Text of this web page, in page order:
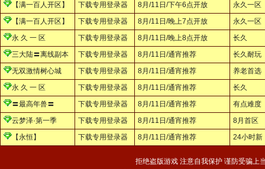
【满一百人开区】
下载专用登录器 8月/11日/下午6点开放
永久一区
【满一百人开区】
下载专用登录器 8月/11日/晚上7点开放
永久一区
永 久 一 区
下载专用登录器 8月/11日/晚上8点开放
长久
三大陆〓离线副本
下载专用登录器 8月/11日/通宵推荐
长久耐玩
无双激情树心城
下载专用登录器 8月/11日/通宵推荐
养老首选
永 久 一 区
下载专用登录器 8月/11日/通宵推荐
长久
〓最高年兽〓
下载专用登录器 8月/11日/通宵推荐
有点难度
云梦泽·第一季
下载专用登录器 8月/11日/通宵推荐
8月首区
【永恒】
下载专用登录器 8月/11日/通宵推荐 24小时新
拒绝盗版游戏 注意自我保护 谨防受骗上